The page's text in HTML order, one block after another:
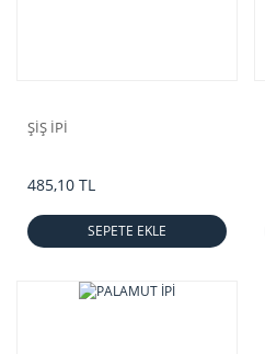
ŞİŞ İPİ
485,10 TL
SEPETE EKLE